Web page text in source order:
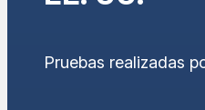
Pruebas realizadas